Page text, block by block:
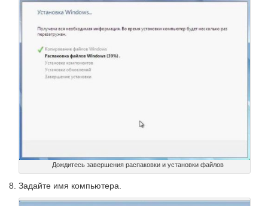
Дождитесь завершения распаковки и установки файлов
Задайте имя компьютера.